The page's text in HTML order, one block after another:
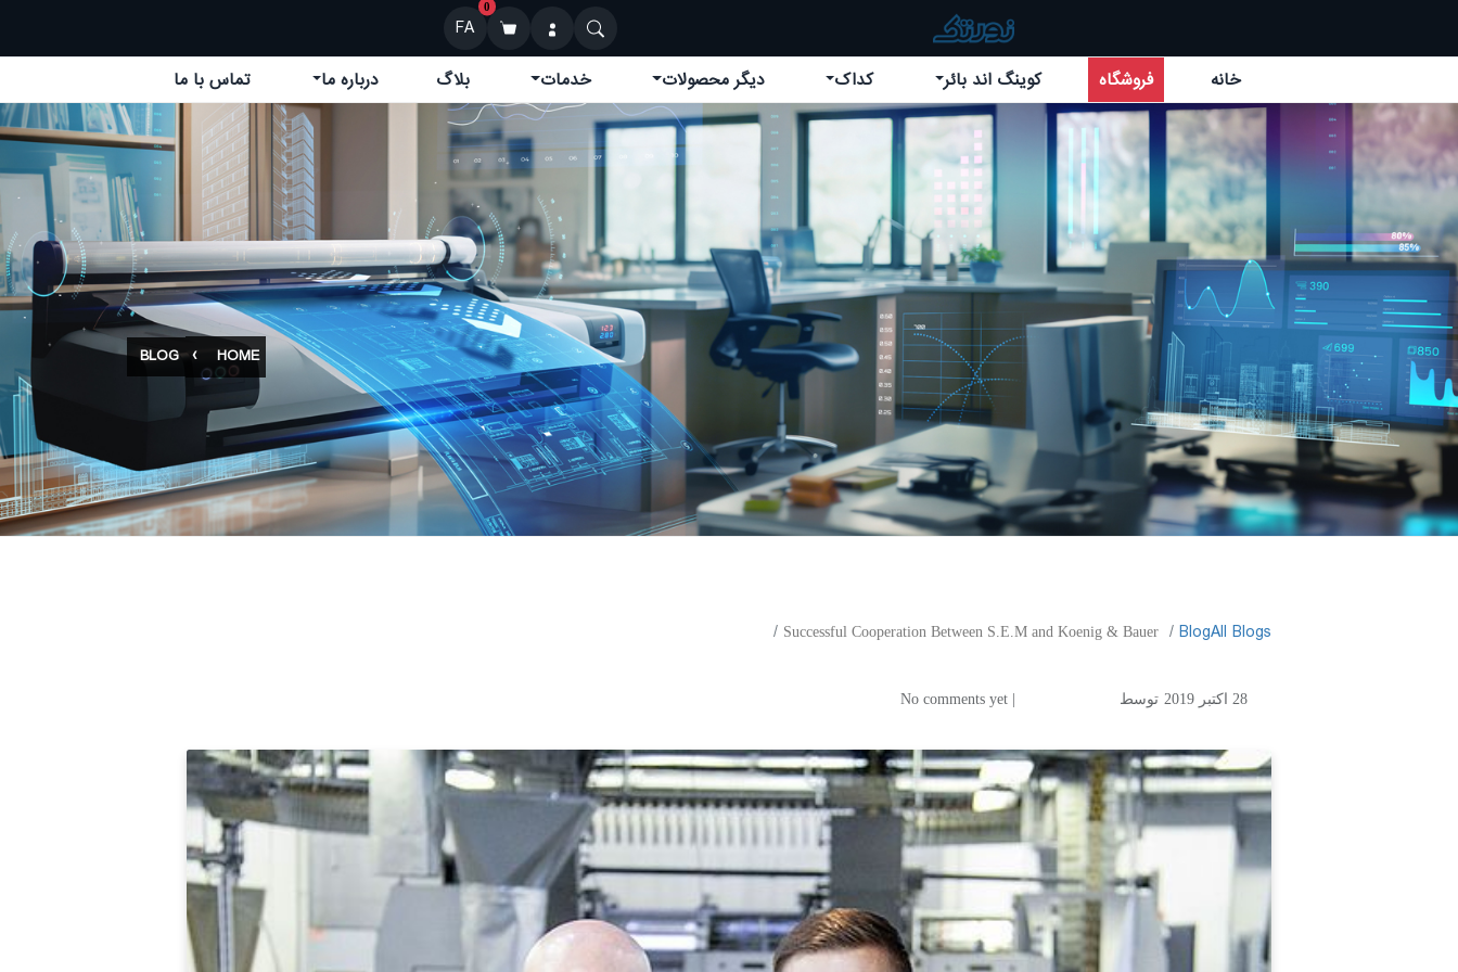
0
FA
خانه
فروشگاه کوینگ اند بائر کداک دیگر محصولات خدمات بلاگ درباره ما تماس با ما
HOME
BLOG
All Blogs
​Blog
Successful Cooperation Between S.E.M and Koenig & Bauer
Successful Cooperation Between S.E.M and Koenig & Bauer
28 اکتبر 2019 توسط